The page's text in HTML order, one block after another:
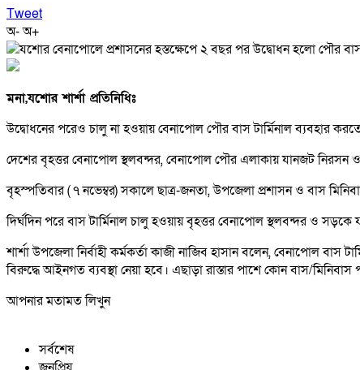
Tweet
অ-অ+
মনা,যশোর শার্শা প্রতিনিধিঃ
উদ্বোধনের পরেও চালু না হওয়ায় বেনাপোল পৌর বাস টার্মিনাল ব্যবহার
দেশের বৃহত্তর বেনাপোল স্থলবন্দর, বেনাপোল পৌর এলাকায় যানজট নিরসন
বৃহস্পতিবার ( ৭ নভেম্বর) সকালে ছাত্র-জনতা, উপজেলা প্রশাসন ও বাস
দির্ঘদিন পরে বাস টার্মিনাল চালু হওয়ায় বৃহত্তর বেনাপোল স্থলবন্দর ও
শার্শা উপজেলা নির্বাহী কর্মকর্তা কাজী নাজিব হাসান বলেন, বেনাপোল
বিরুদ্ধে আইনগত ব্যবস্থা নেয়া হবে। এছাড়া রাস্তার পাশে কোন বাস/মিনিবাস
আপনার মতামত লিখুন
সর্বশেষ